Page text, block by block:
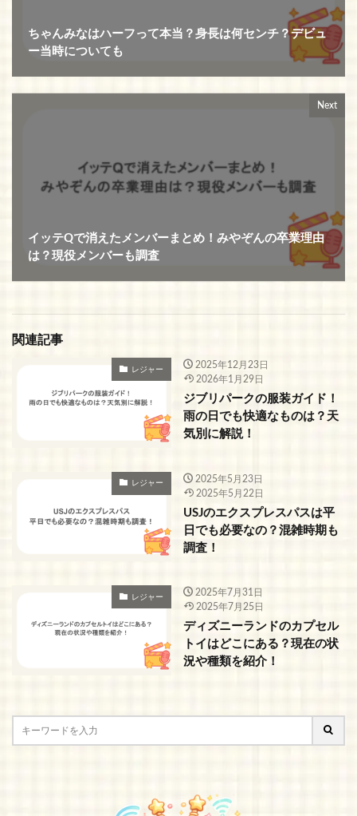
ちゃんみなはハーフって本当？身長は何センチ？デビュ
ー当時についても
Next
イッテQで消えたメンバーまとめ！みやぞんの卒業理由
は？現役メンバーも調査
関連記事
レジャー
2025年12月23日
2026年1月29日
ジブリパークの服装ガイド！
雨の日でも快適なものは？天
気別に解説！
レジャー
2025年5月23日
2025年5月22日
USJのエクスプレスパスは平
日でも必要なの？混雑時期も
調査！
レジャー
2025年7月31日
2025年7月25日
ディズニーランドのカプセル
トイはどこにある？現在の状
況や種類を紹介！